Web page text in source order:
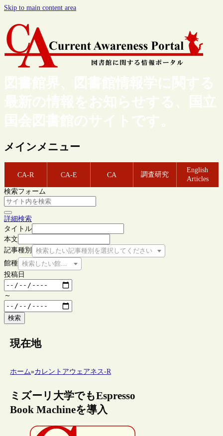
Skip to main content area
図書館界、図書館情報学に関する
最新の情報をお知らせする、国立
国会図書館のサイトです。
メインメニュー
CA-R CA-E CA 調査研究
English
Articles
検索フォーム
詳細検索
タイトル
本文
記事種別
検索したい記事種別を選択してください
館種 検索したい館種を選択してください
投稿日
～
検索
現在地
ホーム»カレントアウェアネス-R
ミズーリ大学でもEspresso
Book Machineを導入